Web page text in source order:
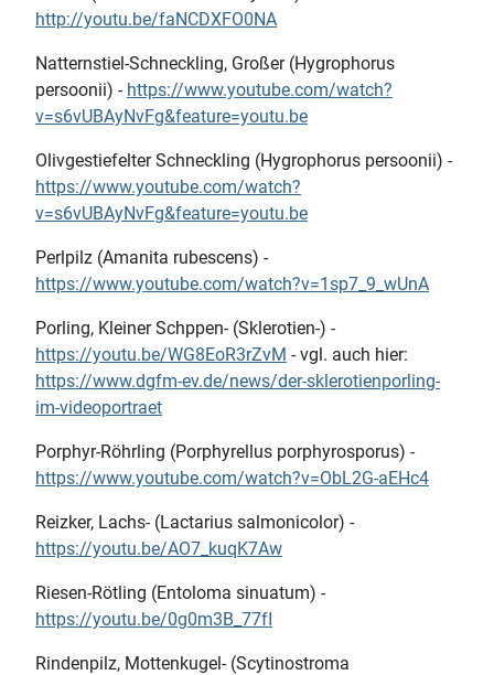
http://youtu.be/faNCDXFO0NA
Natternstiel-Schneckling, Großer (Hygrophorus
persoonii) - https://www.youtube.com/watch?
v=s6vUBAyNvFg&feature=youtu.be
Olivgestiefelter Schneckling (Hygrophorus persoonii) -
https://www.youtube.com/watch?
v=s6vUBAyNvFg&feature=youtu.be
Perlpilz (Amanita rubescens) -
https://www.youtube.com/watch?v=1sp7_9_wUnA
Porling, Kleiner Schppen- (Sklerotien-) -
https://youtu.be/WG8EoR3rZvM - vgl. auch hier:
https://www.dgfm-ev.de/news/der-sklerotienporling-
im-videoportraet
Porphyr-Röhrling (Porphyrellus porphyrosporus) -
https://www.youtube.com/watch?v=ObL2G-aEHc4
Reizker, Lachs- (Lactarius salmonicolor) -
https://youtu.be/AO7_kuqK7Aw
Riesen-Rötling (Entoloma sinuatum) -
https://youtu.be/0g0m3B_77fI
Rindenpilz, Mottenkugel- (Scytinostroma